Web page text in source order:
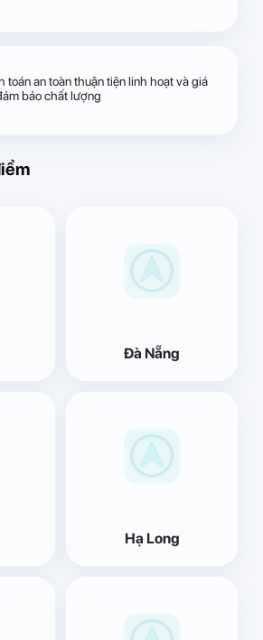
toán an toàn thuận tiện linh hoạt và giá
bảo chất lượng
Đà Nẵng
Hạ Long